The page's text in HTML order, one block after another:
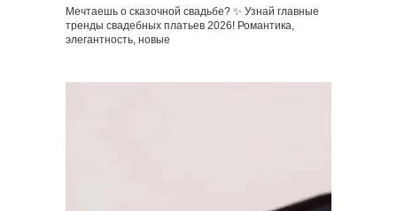
Мечтаешь о сказочной свадьбе? ✨ Узнай главные
тренды свадебных платьев 2026! Романтика,
элегантность, новые